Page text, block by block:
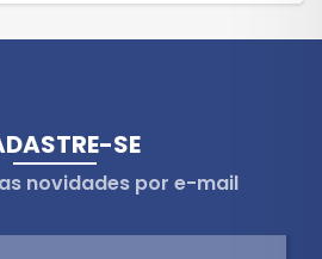
SE
novidades por e-mail